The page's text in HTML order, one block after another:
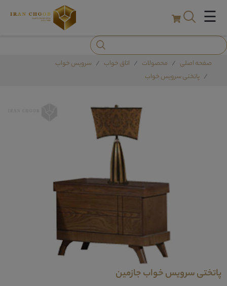
☰
صفحه اصلی محصولات اتاق خواب
سرویس خواب
پاتختی سرویس خواب
پاتختی سرویس خواب جازمین